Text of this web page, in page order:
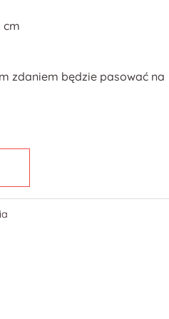
cm
zdaniem będzie pasować na